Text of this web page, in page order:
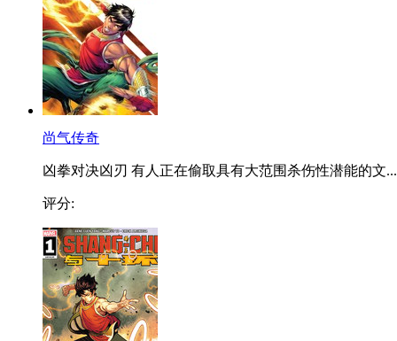
尚气传奇
凶拳对决凶刃 有人正在偷取具有大范围杀伤性潜能的文...
评分: